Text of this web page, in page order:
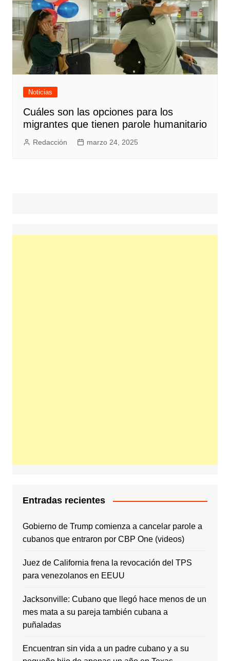
Noticias
Cuáles son las opciones para los
migrantes que tienen parole humanitario
Redacción marzo 24, 2025
Entradas recientes
Gobierno de Trump comienza a cancelar parole a
cubanos que entraron por CBP One (videos)
Juez de California frena la revocación del TPS
para venezolanos en EEUU
Jacksonville: Cubano que llegó hace menos de un
mes mata a su pareja también cubana a
puñaladas
Encuentran sin vida a un padre cubano y a su